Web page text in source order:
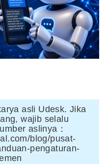
asli Udesk. Jika
wajib selalu
aslinya：
blog/pusat-
pengaturan-